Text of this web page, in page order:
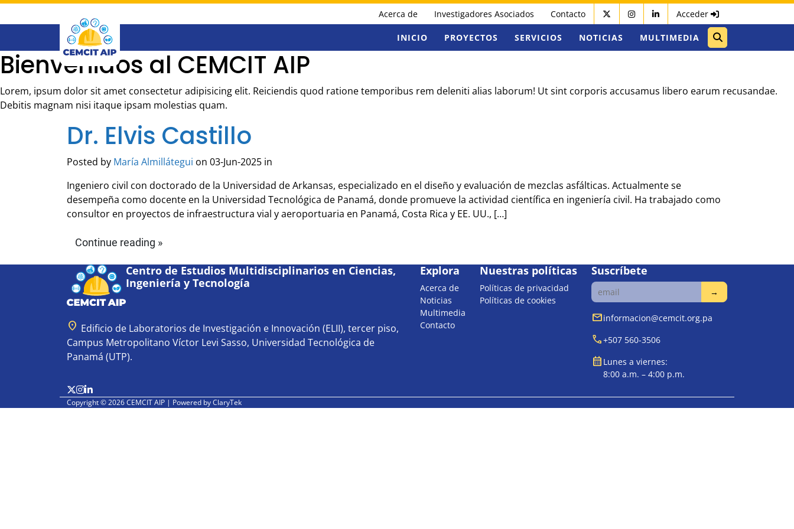
Saltar
principal
Acerca de Investigadores Asociados Contacto Acceder
INICIO PROYECTOS SERVICIOS NOTICIAS MULTIMEDIA
Bienvenidos al CEMCIT AIP
Lorem, ipsum dolor sit amet consectetur adipisicing elit. Reiciendis quod ratione temporibus rem deleniti alias laborum! Ut sint corporis accusamus libero earum recusandae.
Debitis magnam nisi itaque ipsam molestias quam.
Dr. Elvis Castillo
Posted by María Almillátegui on 03-Jun-2025 in
Ingeniero civil con doctorado de la Universidad de Arkansas, especializado en el diseño y evaluación de mezclas asfálticas. Actualmente se
desempeña como docente en la Universidad Tecnológica de Panamá, donde promueve la actividad científica en ingeniería civil. Ha trabajado como
consultor en proyectos de infraestructura vial y aeroportuaria en Panamá, Costa Rica y EE. UU., […]
Continue reading »
Centro de Estudios Multidisciplinarios en Ciencias,
Ingeniería y Tecnología
location_on Edificio de Laboratorios de Investigación e Innovación (ELII), tercer piso,
Campus Metropolitano Víctor Levi Sasso, Universidad Tecnológica de
Panamá (UTP).
Explora
Acerca de
Noticias
Multimedia
Contacto
Nuestras políticas
Políticas de privacidad
Políticas de cookies
Suscríbete
mailinformacion@cemcit.org.pa
call+507 560-3506
calendar_month Lunes a viernes:
8:00 a.m. – 4:00 p.m.
Copyright © 2026 CEMCIT AIP | Powered byClaryTek